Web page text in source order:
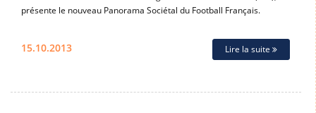
présente le nouveau Panorama Sociétal du Football Français.
15.10.2013 Lire la suite